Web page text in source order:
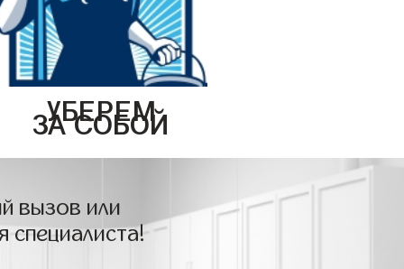
УБЕРЕМ
ЗА СОБОЙ
вызов или
специалиста!